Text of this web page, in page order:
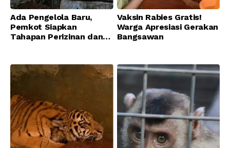
Ada Pengelola Baru,
Pemkot Siapkan
Tahapan Perizinan dan
Vaksin Rabies Gratis!
Warga Apresiasi Gerakan
Bangsawan